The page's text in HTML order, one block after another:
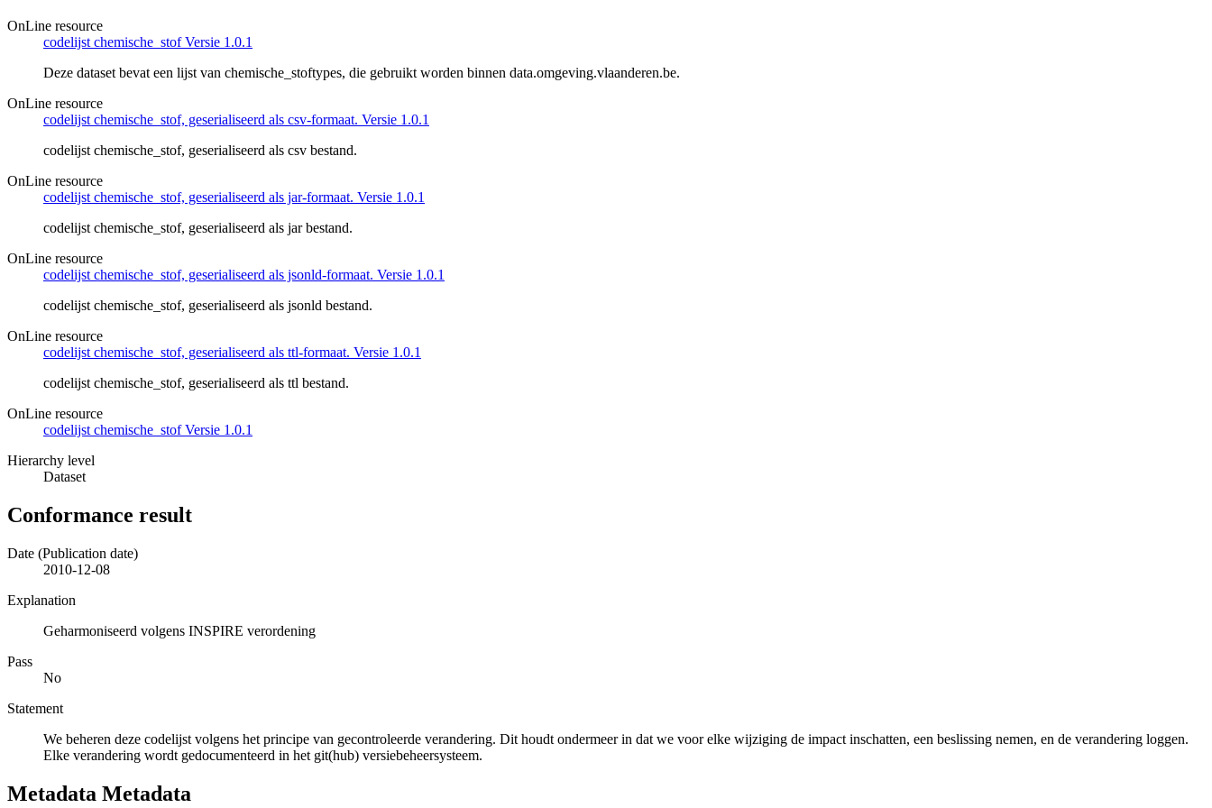
OnLine resource
codelijst chemische_stof Versie 1.0.1
Deze dataset bevat een lijst van chemische_stoftypes, die gebruikt worden binnen data.omgeving.vlaanderen.be.
OnLine resource
codelijst chemische_stof, geserialiseerd als csv-formaat. Versie 1.0.1
codelijst chemische_stof, geserialiseerd als csv bestand.
OnLine resource
codelijst chemische_stof, geserialiseerd als jar-formaat. Versie 1.0.1
codelijst chemische_stof, geserialiseerd als jar bestand.
OnLine resource
codelijst chemische_stof, geserialiseerd als jsonld-formaat. Versie 1.0.1
codelijst chemische_stof, geserialiseerd als jsonld bestand.
OnLine resource
codelijst chemische_stof, geserialiseerd als ttl-formaat. Versie 1.0.1
codelijst chemische_stof, geserialiseerd als ttl bestand.
OnLine resource
codelijst chemische_stof Versie 1.0.1
Hierarchy level
Dataset
Conformance result
Date (Publication date)
2010-12-08
Explanation
Geharmoniseerd volgens INSPIRE verordening
Pass
No
Statement
We beheren deze codelijst volgens het principe van gecontroleerde verandering. Dit houdt ondermeer in dat we voor elke wijziging de impact inschatten, een beslissing nemen, en de verandering loggen.
Elke verandering wordt gedocumenteerd in het git(hub) versiebeheersysteem.
Metadata Metadata